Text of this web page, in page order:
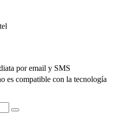
por email y SMS
es compatible con la tecnología